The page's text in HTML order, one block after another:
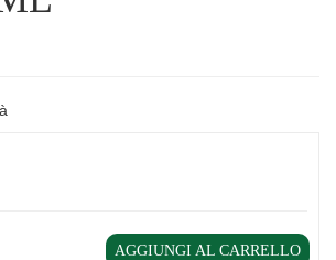
AGGIUNGI AL CARRELLO